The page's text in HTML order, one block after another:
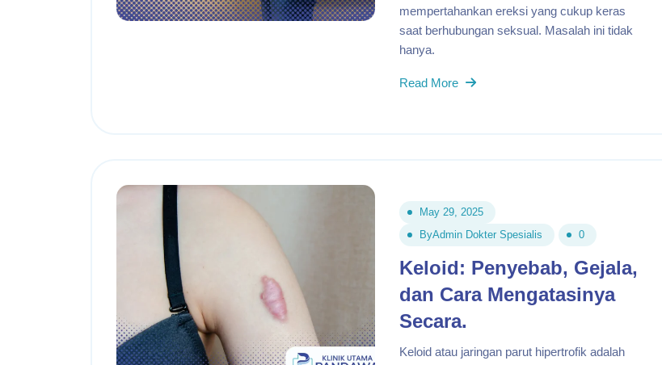
mempertahankan ereksi yang cukup keras
saat berhubungan seksual. Masalah ini tidak
hanya.
Read More
May 29, 2025
ByAdmin Dokter Spesialis 0
Keloid: Penyebab, Gejala,
dan Cara Mengatasinya
Secara.
Keloid atau jaringan parut hipertrofik adalah